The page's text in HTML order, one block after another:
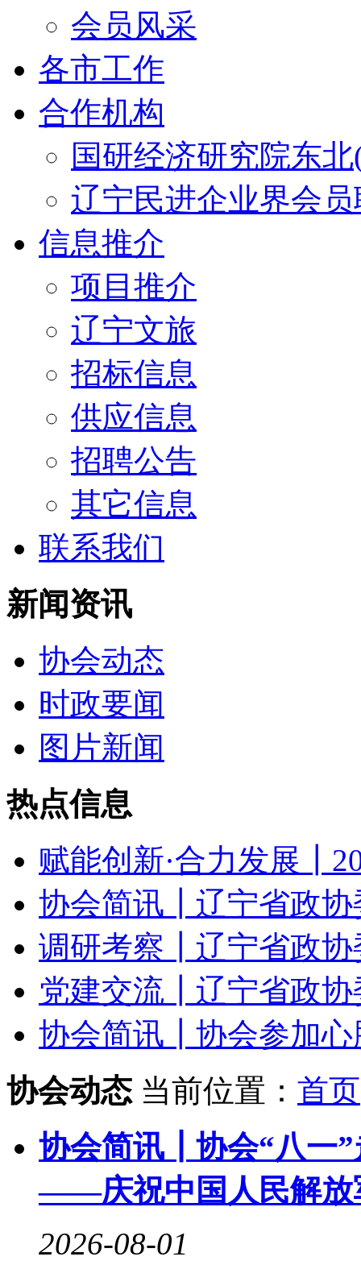
会员风采
各市工作
合作机构
国研经济研究院东
辽宁民进企业界会
信息推介
项目推介
辽宁文旅
招标信息
供应信息
招聘公告
其它信息
联系我们
新闻资讯
协会动态
时政要闻
图片新闻
热点信息
赋能创新·合力发展
协会简讯┃辽宁省政协
调研考察┃辽宁省政协
党建交流┃辽宁省政协
协会简讯┃协会参加心
协会动态 当前位置： 首页
协会简讯┃协会“八一
——庆祝中国人民解放
2026-08-01